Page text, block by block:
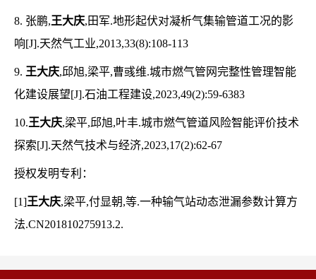
8. 张鹏,王大庆,田军.地形起伏对凝析气集输管道工况的影
响[J].天然气工业,2013,33(8):108-113
9. 王大庆,邱旭,梁平,曹彧维.城市燃气管网完整性管理智能
化建设展望[J].石油工程建设,2023,49(2):59-6383
10.王大庆,梁平,邱旭,叶丰.城市燃气管道风险智能评价技术
探索[J].天然气技术与经济,2023,17(2):62-67
授权发明专利：
[1]王大庆,梁平,付显朝,等.一种输气站动态泄漏参数计算方
法.CN201810275913.2.